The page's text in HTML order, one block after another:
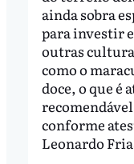
ainda sobra
para investir
outras
como o
doce, o que é
conforme
Leonardo